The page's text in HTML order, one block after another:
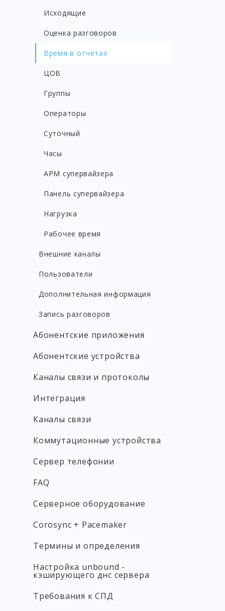
Исходящие
Оценка разговоров
Время в отчетах
ЦОВ
Группы
Операторы
Суточный
Часы
АРМ супервайзера
Панель супервайзера
Нагрузка
Рабочее время
Внешние каналы
Пользователи
Дополнительная информация
Запись разговоров
Абонентские приложения
Абонентские устройства
Каналы связи и протоколы
Интеграция
Каналы связи
Коммутационные устройства
Сервер телефонии
FAQ
Серверное оборудование
Corosync + Pacemaker
Термины и определения
Настройка unbound -
кэширующего днс сервера
Требования к СПД